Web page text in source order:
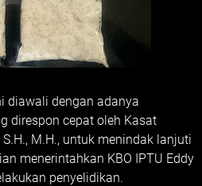
diawali dengan adanya
direspon cepat oleh Kasat
M.H., untuk menindak lanjuti
menerintahkan KBO IPTU Eddy
penyelidikan.